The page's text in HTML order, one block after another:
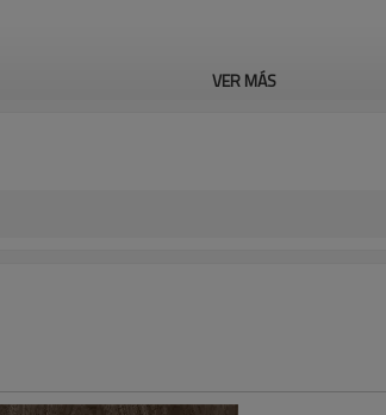
VER MÁS